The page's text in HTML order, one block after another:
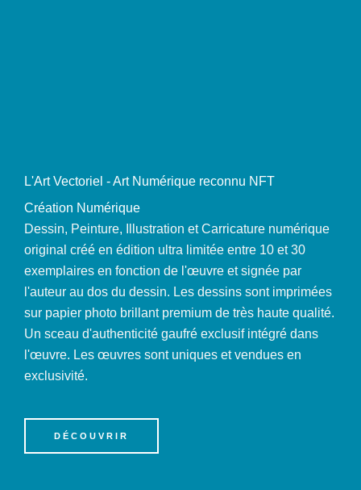
L'Art Vectoriel - Art Numérique reconnu NFT
Création Numérique
Dessin, Peinture, Illustration et Carricature numérique
original créé en édition ultra limitée entre 10 et 30
exemplaires en fonction de l'œuvre et signée par
l'auteur au dos du dessin. Les dessins sont imprimées
sur papier photo brillant premium de très haute qualité.
Un sceau d'authenticité gaufré exclusif intégré dans
l'œuvre. Les œuvres sont uniques et vendues en
exclusivité.
DÉCOUVRIR